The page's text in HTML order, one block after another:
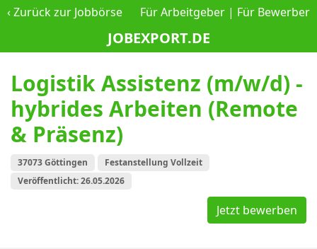
‹Zurück zur Jobbörse
JOBEXPORT.DE
Für Arbeitgeber | Für Bewerber
Logistik Assistenz (m/w/d) -
hybrides Arbeiten (Remote
& Präsenz)
37073 Göttingen
Festanstellung Vollzeit
Veröffentlicht: 26.05.2026
Jetzt bewerben